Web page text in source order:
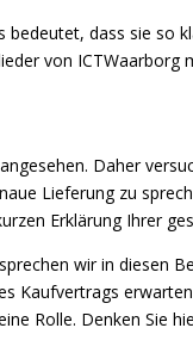
dass sie so
von ICTWaarborg
Daher
Lieferung zu
Erklärung Ihrer
wir in diesen
Kaufvertrags
Rolle. Denken Sie